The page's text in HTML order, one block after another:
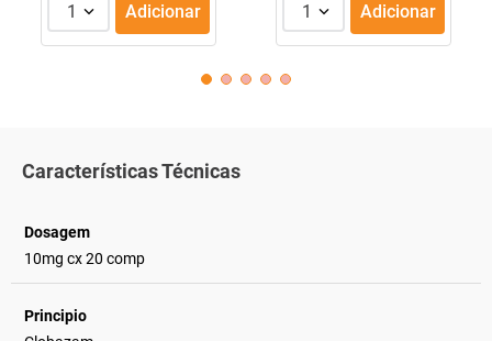
1 Adicionar 1 Adicionar
Características Técnicas
Dosagem
10mg cx 20 comp
Principio